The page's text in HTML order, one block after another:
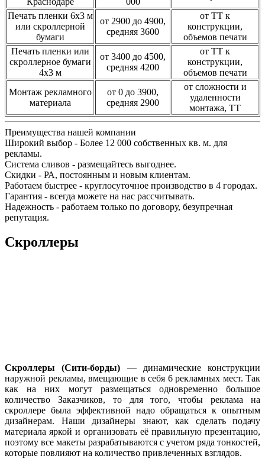
Печать пленки 6х3 м
или скроллерной
бумаги
от 2900 до 4900,
средняя 3600
от ТТ к
конструкции,
объемов печати
Печать пленки или
скроллерное бумаги
4х3 м
от 3400 до 4500,
средняя 4200
от ТТ к
конструкции,
объемов печати
Монтаж рекламного
материала
от 0 до 3900,
средняя 2900
от сложности и
удаленности
монтажа, ТТ
Преимущества нашей компании
Широкий выбор - Более 12 000 собственных кв. м. для
рекламы.
Система сливов - размещайтесь выгоднее.
Скидки - РА, постоянным и новым клиентам.
Работаем быстрее - круглосуточное производство в 4 городах.
Гарантия - всегда можете на нас рассчитывать.
Надежность - работаем только по договору, безупречная
репутация.
Скроллеры
Скроллеры (Сити-борды) — динамические конструкции
наружной рекламы, вмещающие в себя 6 рекламных мест. Так
как на них могут размещаться одновременно большое
количество Заказчиков, то для того, чтобы реклама на
скроллере была эффективной надо обращаться к опытным
дизайнерам. Наши дизайнеры знают, как сделать подачу
материала яркой и организовать её правильную презентацию,
поэтому все макеты разрабатываются с учетом ряда тонкостей,
которые повлияют на количество привлеченных взглядов.